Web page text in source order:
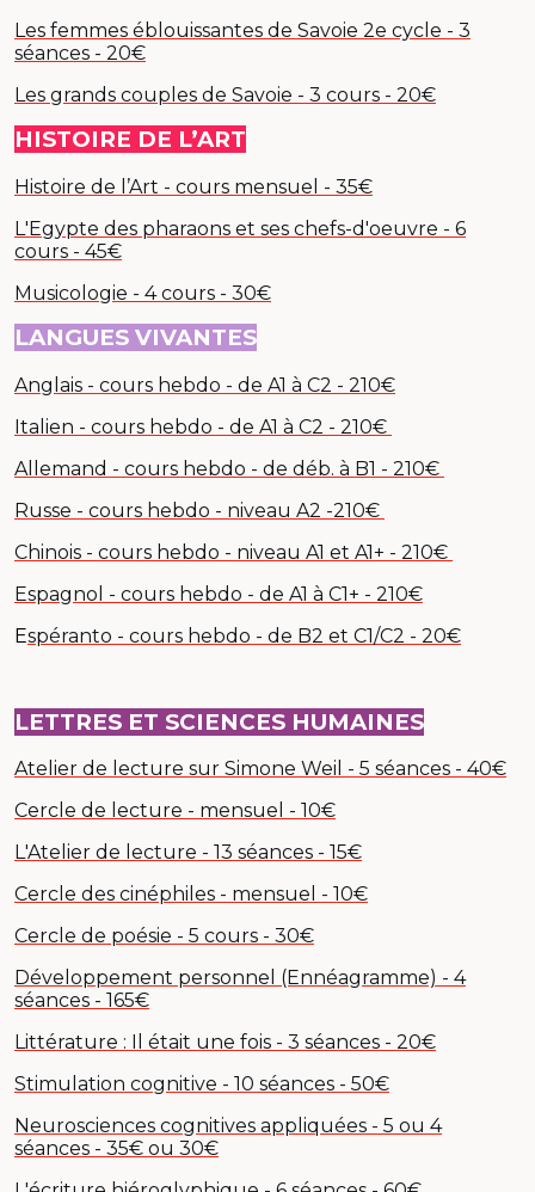
Les femmes éblouissantes de Savoie 2e cycle - 3
séances - 20€
Les grands couples de Savoie - 3 cours - 20€
HISTOIRE DE L’ART
Histoire de l’Art - cours mensuel - 35€
L'Egypte des pharaons et ses chefs-d'oeuvre - 6
cours - 45€
Musicologie - 4 cours - 30€
LANGUES VIVANTES
Anglais - cours hebdo - de A1 à C2 - 210€
Italien - cours hebdo - de A1 à C2 - 210€
Allemand - cours hebdo - de déb. à B1 - 210€
Russe - cours hebdo - niveau A2 -210€
Chinois - cours hebdo - niveau A1 et A1+ - 210€
Espagnol - cours hebdo - de A1 à C1+ - 210€
Espéranto - cours hebdo - de B2 et C1/C2 - 20€
LETTRES ET SCIENCES HUMAINES
Atelier de lecture sur Simone Weil - 5 séances - 40€
Cercle de lecture - mensuel - 10€
L'Atelier de lecture - 13 séances - 15€
Cercle des cinéphiles - mensuel - 10€
Cercle de poésie - 5 cours - 30€
Développement personnel (Ennéagramme) - 4
séances - 165€
Littérature : Il était une fois - 3 séances - 20€
Stimulation cognitive - 10 séances - 50€
Neurosciences cognitives appliquées - 5 ou 4
séances - 35€ ou 30€